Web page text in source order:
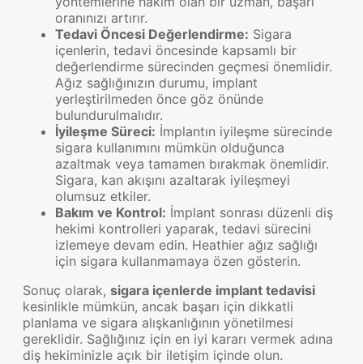
oranınızı artırır.
Tedavi Öncesi Değerlendirme: Sigara
içenlerin, tedavi öncesinde kapsamlı bir
değerlendirme sürecinden geçmesi önemlidir.
Ağız sağlığınızın durumu, implant
yerleştirilmeden önce göz önünde
bulundurulmalıdır.
İyileşme Süreci: İmplantın iyileşme sürecinde
sigara kullanımını mümkün olduğunca
azaltmak veya tamamen bırakmak önemlidir.
Sigara, kan akışını azaltarak iyileşmeyi
olumsuz etkiler.
Bakım ve Kontrol: İmplant sonrası düzenli diş
hekimi kontrolleri yaparak, tedavi sürecini
izlemeye devam edin. Heathier ağız sağlığı
için sigara kullanmamaya özen gösterin.
Sonuç olarak, sigara içenlerde implant tedavisi
kesinlikle mümkün, ancak başarı için dikkatli
planlama ve sigara alışkanlığının yönetilmesi
gereklidir. Sağlığınız için en iyi kararı vermek adına
diş hekiminizle açık bir iletişim içinde olun.